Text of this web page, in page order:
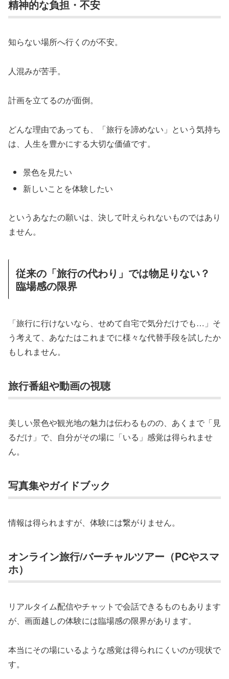
精神的な負担・不安
知らない場所へ行くのが不安。
人混みが苦手。
計画を立てるのが面倒。
どんな理由であっても、「旅行を諦めない」という気持ち
は、人生を豊かにする大切な価値です。
景色を見たい
新しいことを体験したい
というあなたの願いは、決して叶えられないものではあり
ません。
従来の「旅行の代わり」では物足りない？
臨場感の限界
「旅行に行けないなら、せめて自宅で気分だけでも…」そ
う考えて、あなたはこれまでに様々な代替手段を試したか
もしれません。
旅行番組や動画の視聴
美しい景色や観光地の魅力は伝わるものの、あくまで「見
るだけ」で、自分がその場に「いる」感覚は得られませ
ん。
写真集やガイドブック
情報は得られますが、体験には繋がりません。
オンライン旅行/バーチャルツアー（PCやスマ
ホ）
リアルタイム配信やチャットで会話できるものもあります
が、画面越しの体験には臨場感の限界があります。
本当にその場にいるような感覚は得られにくいのが現状で
す。